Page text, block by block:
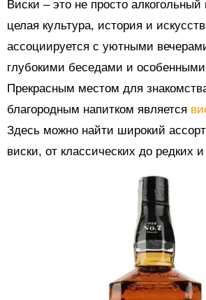
Виски – это не просто алкогольный
целая культура, история и
ассоциируется с уютными
глубокими беседами и
Прекрасным местом для
благородным напитком является
Здесь можно найти широкий
виски, от классических до редких